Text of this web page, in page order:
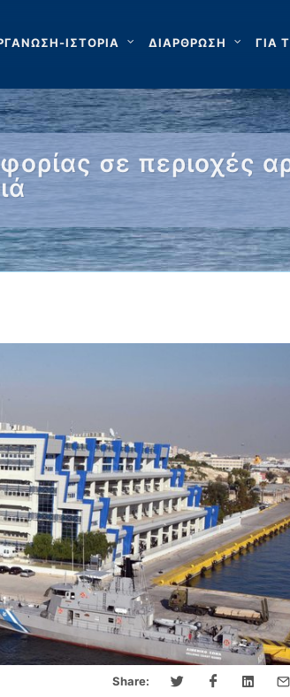
ΙΣΤΟΡΙΑ ΔΙΑΡΘΡΩΣΗ ΓΙΑ
σε περιοχές
Share: